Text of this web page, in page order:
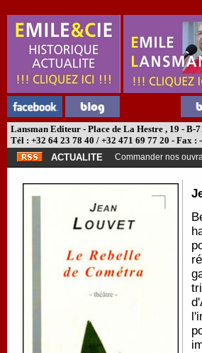
Lansman Editeur - Place de La Hestre , 19 - B-
Tél : +32 64 23 78 40 / +32 471 69 77 20 - Fax :
ACTUALITE
Commander nos